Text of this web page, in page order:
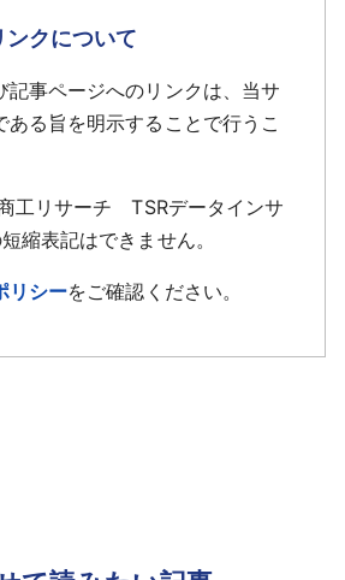
クについて
記事ページへのリンクは、当サ
ある旨を明示することで行うこ
工リサーチ TSRデータインサ
縮表記はできません。
リシーをご確認ください。